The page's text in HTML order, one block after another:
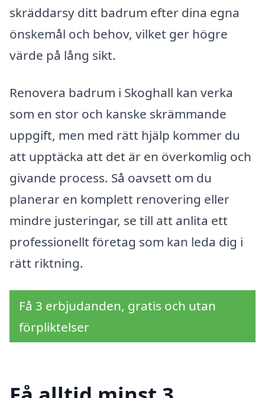
skräddarsy ditt badrum efter dina egna
önskemål och behov, vilket ger högre
värde på lång sikt.
Renovera badrum i Skoghall kan verka
som en stor och kanske skrämmande
uppgift, men med rätt hjälp kommer du
att upptäcka att det är en överkomlig och
givande process. Så oavsett om du
planerar en komplett renovering eller
mindre justeringar, se till att anlita ett
professionellt företag som kan leda dig i
rätt riktning.
Få 3 erbjudanden, gratis och utan
förpliktelser